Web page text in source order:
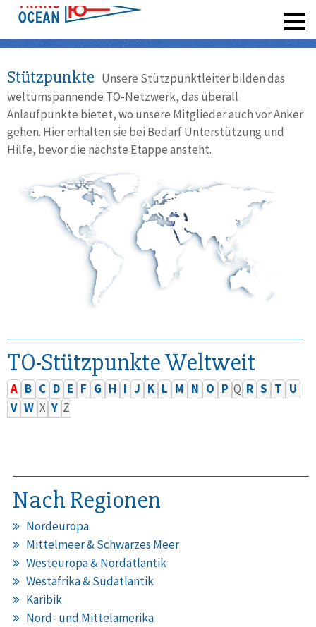
Stützpunkte Unsere Stützpunktleiter bilden das
weltumspannende TO-Netzwerk, das überall
Anlaufpunkte bietet, wo unsere Mitglieder auch vor Anker
gehen. Hier erhalten sie bei Bedarf Unterstützung und
Hilfe, bevor die nächste Etappe ansteht.
TO-Stützpunkte Weltweit
A B C D E F G H I J K L M N O P Q R S T U
V W X Y Z
Nach Regionen
Nordeuropa
Mittelmeer & Schwarzes Meer
Westeuropa & Nordatlantik
Westafrika & Südatlantik
Karibik
Nord- und Mittelamerika